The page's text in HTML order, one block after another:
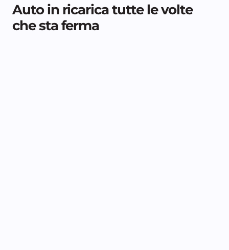
Auto in ricarica tutte le volte
che sta ferma